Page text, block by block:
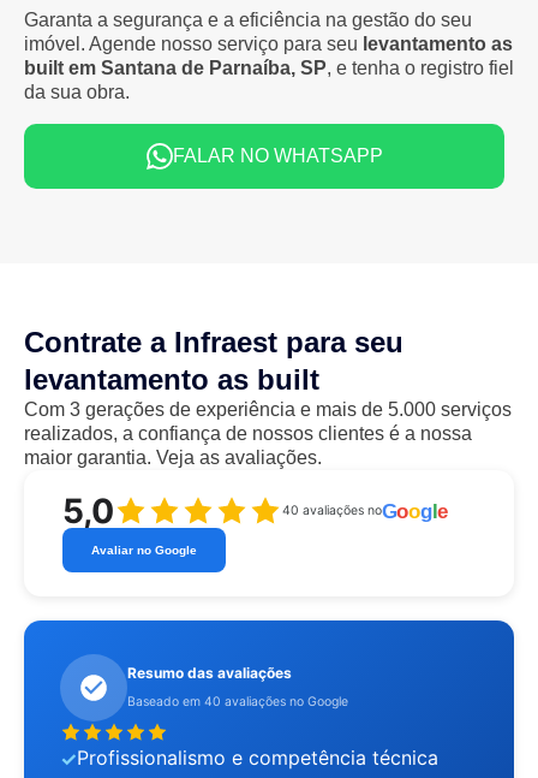
Garanta a segurança e a eficiência na gestão do seu
imóvel. Agende nosso serviço para seu levantamento as
built em Santana de Parnaíba, SP, e tenha o registro fiel
da sua obra.
FALAR NO WHATSAPP
Contrate a Infraest para seu
levantamento as built
Com 3 gerações de experiência e mais de 5.000 serviços
realizados, a confiança de nossos clientes é a nossa
maior garantia. Veja as avaliações.
5,0 40 avaliações noGoogle
Avaliar no Google
Resumo das avaliações
Baseado em 40 avaliações no Google
Profissionalismo e competência técnica